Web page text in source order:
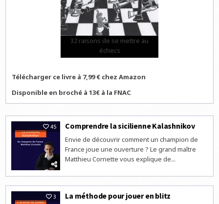
32 raisons de se mettre au
échecs
Télécharger ce livre à 7,99 € chez Amazon
Disponible en broché à 13€ à la FNAC
45 Comprendre la sicilienne Kalashnikov
Envie de découvrir comment un champion de
France joue une ouverture ? Le grand maître
Matthieu Cornette vous explique de...
3 La méthode pour jouer en blitz